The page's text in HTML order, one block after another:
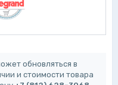
обновляться в
и стоимости товара